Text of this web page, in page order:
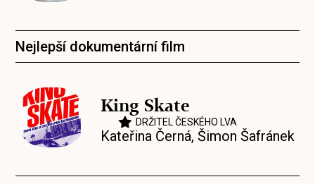
Nejlepší dokumentární film
King Skate
DRŽITEL ČESKÉHO LVA
Kateřina Černá,Šimon Šafránek